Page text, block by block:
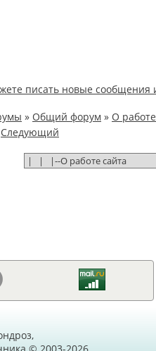
» Общий форум » О
Следующий
© 2003-2026